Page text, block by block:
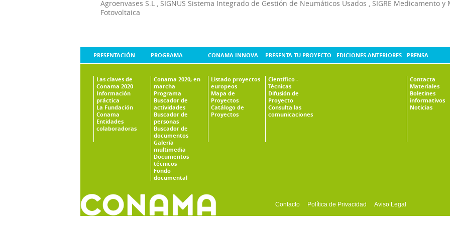
Agroenvases S.L
SIGNUS Sistema Integrado de Gestión de Neumáticos Usados SIGRE Medicamento
Fotovoltaica
PRESENTACIÓN
Las claves de
Conama 2020
Información
práctica
La Fundación
Conama
Entidades
colaboradoras
PROGRAMA
Conama 2020, en
marcha
Programa
Buscador de
actividades
Buscador de
personas
Buscador de
documentos
Galería
multimedia
Documentos
técnicos
Fondo
documental
CONAMA INNOVA
Listado proyectos
europeos
Mapa de
Proyectos
Catálogo de
Proyectos
PRESENTA TU PROYECTO
Científico -
Técnicas
Difusión de
Proyecto
Consulta las
comunicaciones
EDICIONES ANTERIORES PRENSA
Contacta
Materiales
Boletines
informativos
Noticias
Contacto Política de Privacidad Aviso Legal